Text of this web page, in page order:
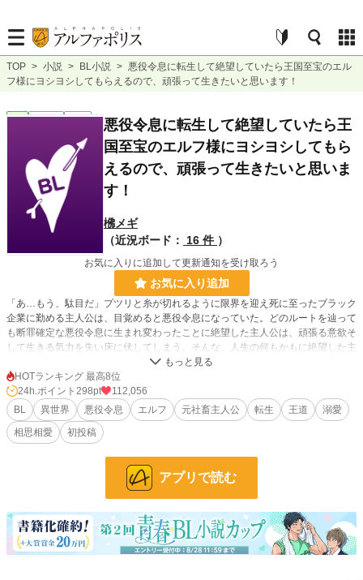
TOP > 小説 > BL小説 > 悪役令息に転生して絶望していたら王国至宝のエル
フ様にヨシヨシしてもらえるので、頑張って生きたいと思います！
BL 連載中 長編
悪役令息に転生して絶望していたら王
国至宝のエルフ様にヨシヨシしてもら
えるので、頑張って生きたいと思いま
す！
梻メギ
（近況ボード：
16 件 ）
お気に入りに追加して更新通知を受け取ろう
お気に入り追加
「あ…もう、駄目だ」プツリと糸が切れるように限界を迎え死に至ったブラック
企業に勤める主人公は、目覚めると悪役令息になっていた。どのルートを辿って
も断罪確定な悪役令息に生まれ変わったことに絶望した主人公は、頑張る意欲そ
して生きる気力を失い床に伏してしまう。そんな、人生の何もかもに絶望した主
人公の元へ王国お抱えのエルフ様がやってきて───！？
【王国至宝のエルフ様×元社畜のお疲れ悪役令息】
▼不定期連載となりました。
うか温かい目で見守っていただけますと幸いです。
▼こちらの作品はムーンライトノベルズ様にも投稿しております。
小説 4,481 位 / 228,618 件
BL 944 位 / 31,392 件
HOTランキング 最高8位
24h.ポイント 298pt
112,056
BL
異世界 悪役令息 エルフ 元社畜主人公 転生 王道
溺愛
相思相愛
初投稿
アプリで読む